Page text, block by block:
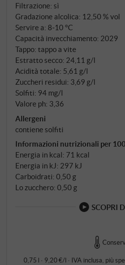
Filtrazione: sì
Gradazione alcolica: 12,50 % vol
Servire a: 8‑10 °C
Capacità invecchiamento: 2029
Tappo: tappo a vite
Estratto secco: 24,11 g/l
Acidità totale: 5,61 g/l
Zuccheri residui: 3,69 g/l
Solfiti: 94 mg/l
Valore ph: 3,36
Allergeni
contiene solfiti
Informazioni nutrizionali per
Energia in kcal: 71 kcal
Energia in kJ: 297 kJ
Carboidrati: 0,50 g
Lo zucchero: 0,50 g
SCOPRI
0,75 l · 9,20 €/l · IVA inclusa , più